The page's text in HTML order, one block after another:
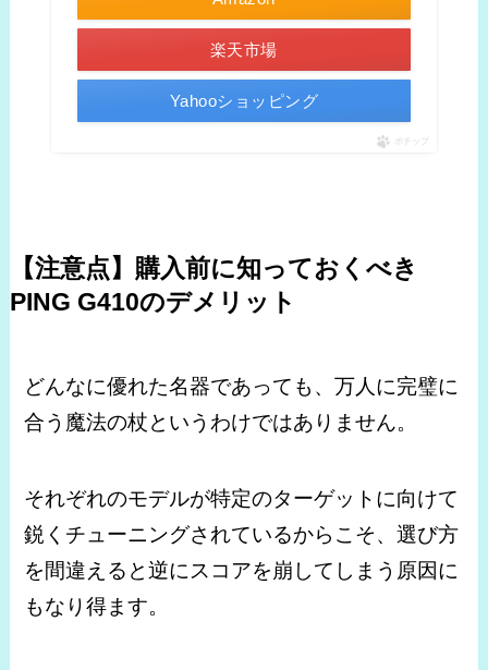
楽天市場
Yahooショッピング
ポチップ
【注意点】購入前に知っておくべき
PING G410のデメリット
どんなに優れた名器であっても、万人に完璧に
合う魔法の杖というわけではありません。
それぞれのモデルが特定のターゲットに向けて
鋭くチューニングされているからこそ、選び方
を間違えると逆にスコアを崩してしまう原因に
もなり得ます。